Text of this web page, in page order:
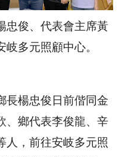
忠俊、代表會主席黃
多元照顧中心。
長楊忠俊日前偕同金
、鄉代表李俊龍、辛
人，前往安岐多元照